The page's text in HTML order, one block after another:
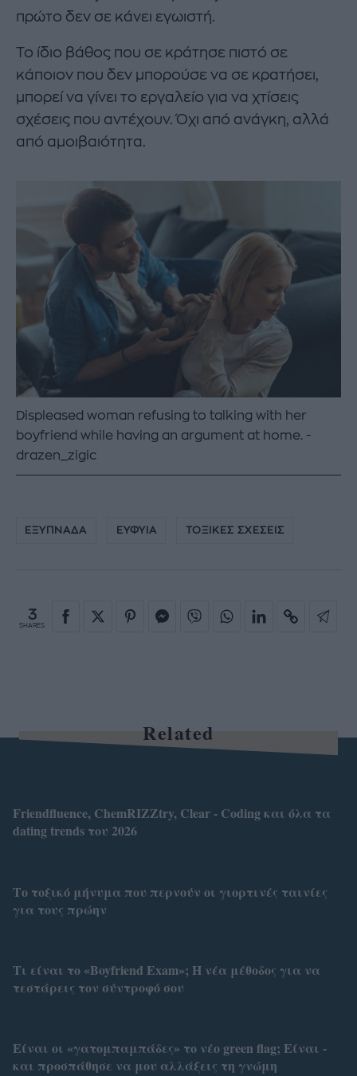
πρώτο δεν σε κάνει εγωιστή.
Το ίδιο βάθος που σε κράτησε πιστό σε
κάποιον που δεν μπορούσε να σε κρατήσει,
μπορεί να γίνει το εργαλείο για να χτίσεις
σχέσεις που αντέχουν. Όχι από ανάγκη, αλλά
από αμοιβαιότητα.
Displeased woman refusing to talking with her
boyfriend while having an argument at home.
drazen_zigic
ΕΞΥΠΝΑΔΑ ΕΥΦΥΙΑ ΤΟΞΙΚΕΣ ΣΧΕΣΕΙΣ
3
SHARES
Related
Friendfluence, ChemRIZZtry, Clear - Coding και όλα τα
dating trends του 2026
Το τοξικό μήνυμα που περνούν οι γιορτινές ταινίες
για τους πρώην
Τι είναι το «Boyfriend Exam»; Η νέα μέθοδος για να
τεστάρεις τον σύντροφό σου
Είναι οι «γατομπαμπάδες» το νέο green flag; Είναι -
και προσπάθησε να μου αλλάξεις τη γνώμη